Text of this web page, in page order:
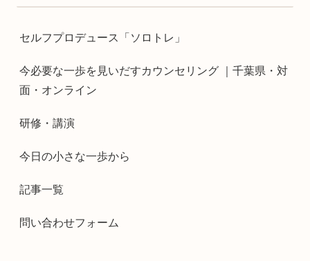
セルフプロデュース「ソロトレ」
今必要な一歩を見いだすカウンセリング ｜千葉県・対
面・オンライン
研修・講演
今日の小さな一歩から
記事一覧
問い合わせフォーム